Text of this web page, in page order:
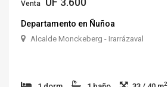
Venta
Departamento en Ñuñoa
Alcalde Monckeberg - Irarrázaval
2